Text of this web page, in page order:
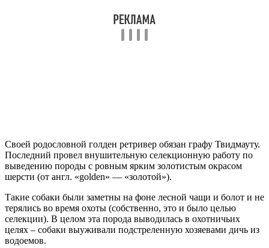
Своей родословной голден ретривер обязан графу Твидмауту.
Последний провел внушительную селекционную работу по
выведению породы с ровным ярким золотистым окрасом
шерсти (от англ. «golden» — «золотой»).
Такие собаки были заметны на фоне лесной чащи и болот и не
терялись во время охоты (собственно, это и было целью
селекции). В целом эта порода выводилась в охотничьих
целях – собаки выуживали подстреленную хозяевами дичь из
водоемов.